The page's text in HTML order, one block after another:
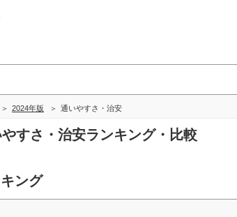
2024年版 通いやすさ・治安
すさ・治安ランキング・比較
ング